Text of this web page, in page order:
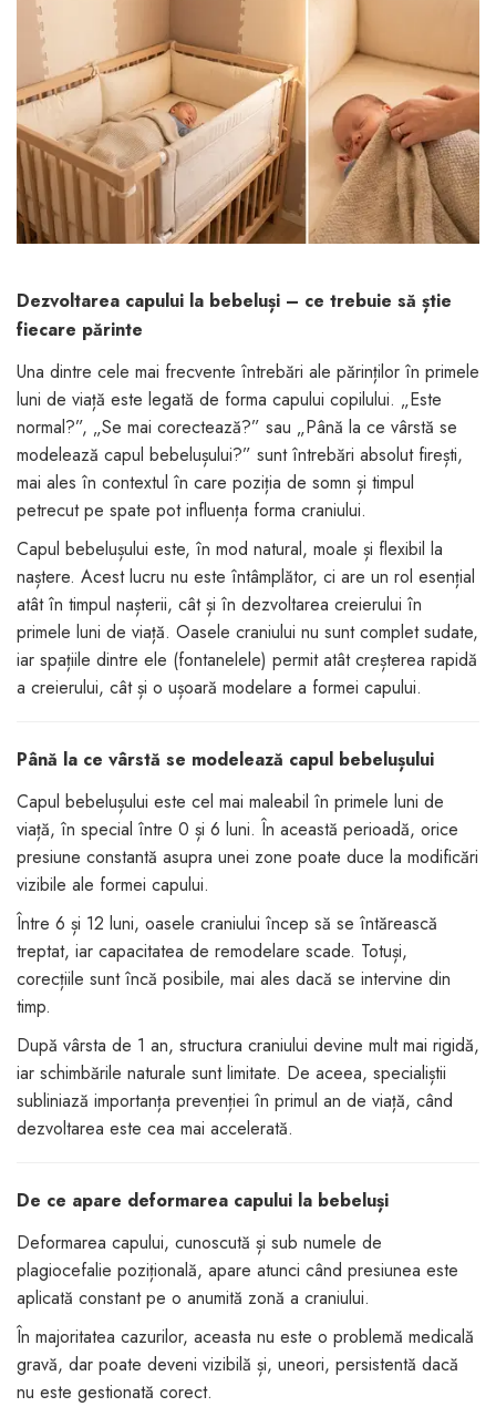
Produse de protecție
mobilier industrial
Bandă avertizare
Cărucioare copii
Accesorii Cărucioare
Set protecții copii
Scaune auto copii
Siguranță auto copii
Tapet protector perete
camera copiilor
Incălzitoare biberoane
copii
mâncare pentru copii
Suzete bebe
Termometre copii
Căști antifonice copii și
dopuri de urechi
Produse îngrijire copii
Igiena copii
Jocuri de familie sau grup
Masinute, avioane,
motociclete
Jocuri de pictura si desen
Jucarii muzicale
Jucării educative copii
Dezvoltarea capului la bebeluși – ce trebuie să știe
fiecare părinte
Una dintre cele mai frecvente întrebări ale părinților în primele
luni de viață este legată de forma capului copilului. „Este
normal?”, „Se mai corectează?” sau „Până la ce vârstă se
modelează capul bebelușului?” sunt întrebări absolut firești,
mai ales în contextul în care poziția de somn și timpul
petrecut pe spate pot influența forma craniului.
Capul bebelușului este, în mod natural, moale și flexibil la
naștere. Acest lucru nu este întâmplător, ci are un rol esențial
atât în timpul nașterii, cât și în dezvoltarea creierului în
primele luni de viață. Oasele craniului nu sunt complet sudate,
iar spațiile dintre ele (fontanelele) permit atât creșterea rapidă
a creierului, cât și o ușoară modelare a formei capului.
Până la ce vârstă se modelează capul bebelușului
Capul bebelușului este cel mai maleabil în primele luni de
viață, în special între 0 și 6 luni. În această perioadă, orice
presiune constantă asupra unei zone poate duce la modificări
vizibile ale formei capului.
Între 6 și 12 luni, oasele craniului încep să se întărească
treptat, iar capacitatea de remodelare scade. Totuși,
corecțiile sunt încă posibile, mai ales dacă se intervine din
timp.
După vârsta de 1 an, structura craniului devine mult mai rigidă,
iar schimbările naturale sunt limitate. De aceea, specialiștii
subliniază importanța prevenției în primul an de viață, când
dezvoltarea este cea mai accelerată.
De ce apare deformarea capului la bebeluși
Deformarea capului, cunoscută și sub numele de
plagiocefalie pozițională, apare atunci când presiunea este
aplicată constant pe o anumită zonă a craniului.
În majoritatea cazurilor, aceasta nu este o problemă medicală
gravă, dar poate deveni vizibilă și, uneori, persistentă dacă
nu este gestionată corect.